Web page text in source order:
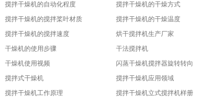
搅拌干燥机的自动化程度
搅拌干燥机的干燥方式
搅拌干燥机的搅拌桨叶材质
搅拌干燥机的干燥温度
搅拌干燥机的搅拌速度
烘干搅拌机生产厂家
干燥机的使用步骤
干法搅拌机
干燥机使用视频
闪蒸干燥机搅拌器旋转转向
搅拌式干燥机
搅拌干燥机应用领域
搅拌干燥机工作原理
搅拌干燥机立式搅拌机样册